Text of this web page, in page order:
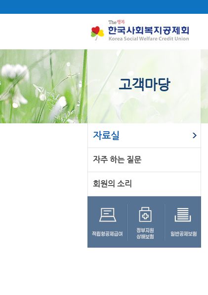
고객마당
자료실
자주 하는 질문
회원의 소리